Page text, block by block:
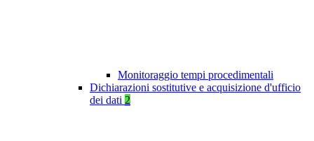
Monitoraggio tempi procedimentali
Dichiarazioni sostitutive e acquisizione d'ufficio
dei dati 2